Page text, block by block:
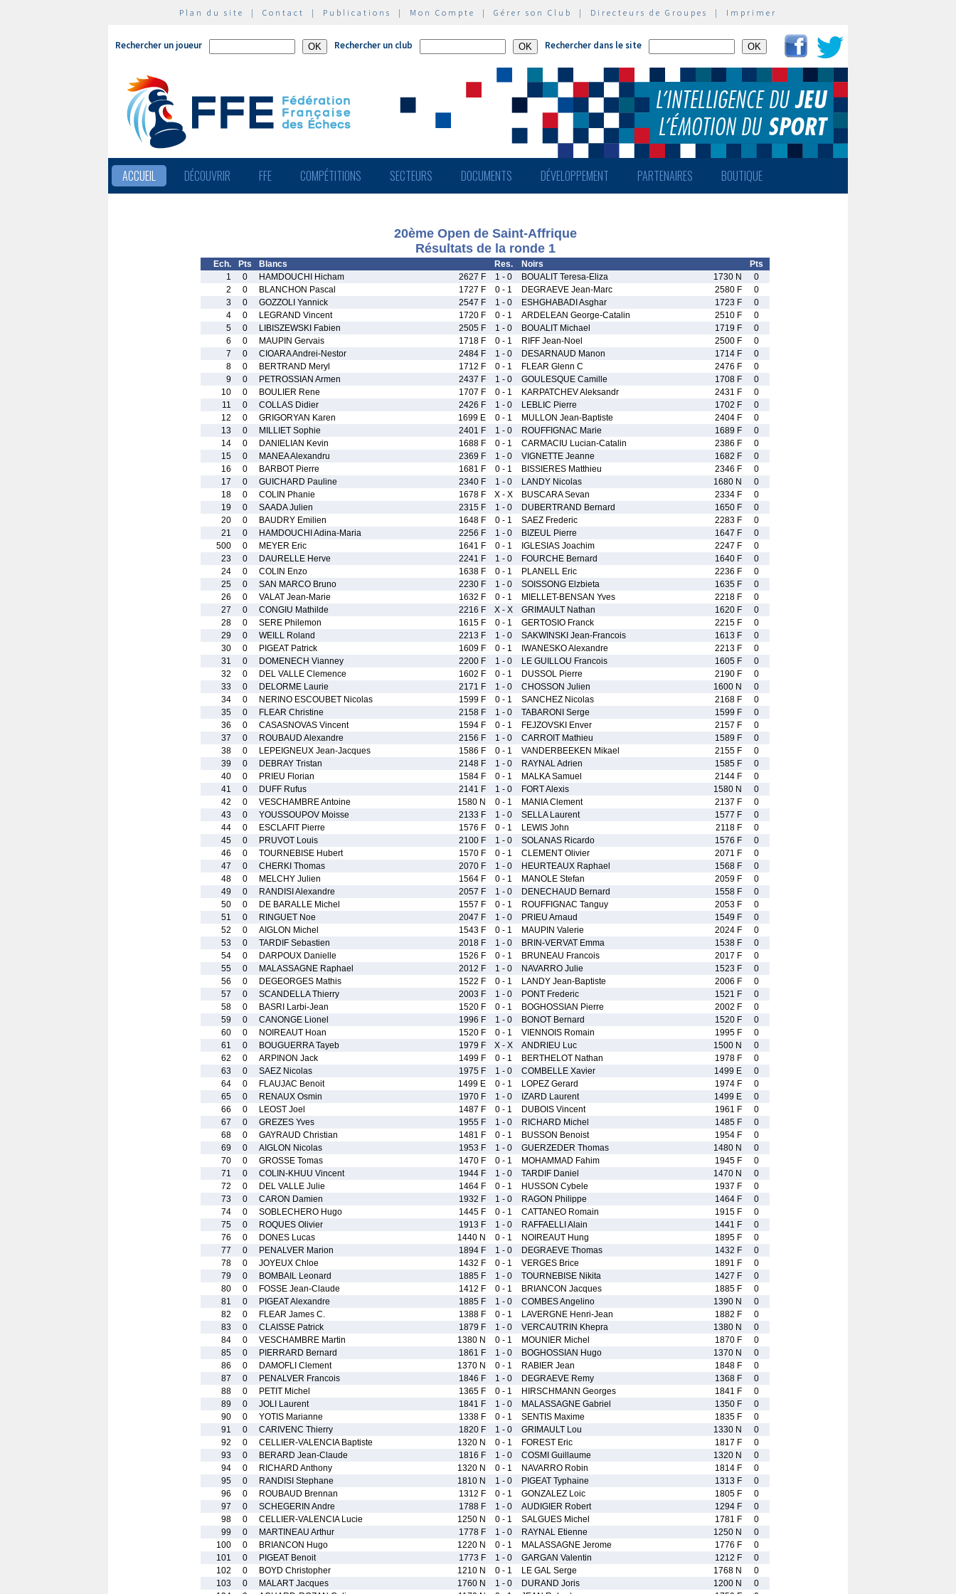
Plan du site | Contact | Publications | Mon Compte | Gérer son Club | Directeurs de Groupes | Imprimer
Rechercher un joueur Rechercher un club Rechercher dans le site
ACCUEIL DÉCOUVRIR FFE COMPÉTITIONS SECTEURS DOCUMENTS DÉVELOPPEMENT PARTENAIRES BOUTIQUE
20ème Open de Saint-Affrique
Résultats de la ronde 1
Ech. Pts Blancs Res. Noirs
Pts
1
0 HAMDOUCHI Hicham 2627 F 1 - 0 BOUALIT Teresa-Eliza 1730 N
0
2
0 BLANCHON Pascal 1727 F 0 - 1 DEGRAEVE Jean-Marc 2580 F
0
3
0 GOZZOLI Yannick 2547 F 1 - 0 ESHGHABADI Asghar 1723 F
0
4
0 LEGRAND Vincent 1720 F 0 - 1 ARDELEAN George-Catalin 2510 F
0
5
0 LIBISZEWSKI Fabien 2505 F 1 - 0 BOUALIT Michael 1719 F
0
6
0 MAUPIN Gervais 1718 F 0 - 1 RIFF Jean-Noel 2500 F
0
7
0 CIOARA Andrei-Nestor 2484 F 1 - 0 DESARNAUD Manon 1714 F
0
8
0 BERTRAND Meryl 1712 F 0 - 1 FLEAR Glenn C 2476 F
0
9
0 PETROSSIAN Armen 2437 F 1 - 0 GOULESQUE Camille 1708 F
0
10
0 BOULIER Rene 1707 F 0 - 1 KARPATCHEV Aleksandr 2431 F
0
11
0 COLLAS Didier 2426 F 1 - 0 LEBLIC Pierre 1702 F
0
12
0 GRIGORYAN Karen 1699 E 0 - 1 MULLON Jean-Baptiste 2404 F
0
13
0 MILLIET Sophie 2401 F 1 - 0 ROUFFIGNAC Marie 1689 F
0
14
0 DANIELIAN Kevin 1688 F 0 - 1 CARMACIU Lucian-Catalin 2386 F
0
15
0 MANEA Alexandru 2369 F 1 - 0 VIGNETTE Jeanne 1682 F
0
16
0 BARBOT Pierre 1681 F 0 - 1 BISSIERES Matthieu 2346 F
0
17
0 GUICHARD Pauline 2340 F 1 - 0 LANDY Nicolas 1680 N
0
18
0 COLIN Phanie 1678 F X - X BUSCARA Sevan 2334 F
0
19
0 SAADA Julien 2315 F 1 - 0 DUBERTRAND Bernard 1650 F
0
20
0 BAUDRY Emilien 1648 F 0 - 1 SAEZ Frederic 2283 F
0
21
0 HAMDOUCHI Adina-Maria 2256 F 1 - 0 BIZEUL Pierre 1647 F
0
500
0 MEYER Eric 1641 F 0 - 1 IGLESIAS Joachim 2247 F
0
23
0 DAURELLE Herve 2241 F 1 - 0 FOURCHE Bernard 1640 F
0
24
0 COLIN Enzo 1638 F 0 - 1 PLANELL Eric 2236 F
0
25
0 SAN MARCO Bruno 2230 F 1 - 0 SOISSONG Elzbieta 1635 F
0
26
0 VALAT Jean-Marie 1632 F 0 - 1 MIELLET-BENSAN Yves 2218 F
0
27
0 CONGIU Mathilde 2216 F X - X GRIMAULT Nathan 1620 F
0
28
0 SERE Philemon 1615 F 0 - 1 GERTOSIO Franck 2215 F
0
29
0 WEILL Roland 2213 F 1 - 0 SAKWINSKI Jean-Francois 1613 F
0
30
0 PIGEAT Patrick 1609 F 0 - 1 IWANESKO Alexandre 2213 F
0
31
0 DOMENECH Vianney 2200 F 1 - 0 LE GUILLOU Francois 1605 F
0
32
0 DEL VALLE Clemence 1602 F 0 - 1 DUSSOL Pierre 2190 F
0
33
0 DELORME Laurie 2171 F 1 - 0 CHOSSON Julien 1600 N
0
34
0 NERINO ESCOUBET Nicolas 1599 F 0 - 1 SANCHEZ Nicolas 2168 F
0
35
0 FLEAR Christine 2158 F 1 - 0 TABARONI Serge 1599 F
0
36
0 CASASNOVAS Vincent 1594 F 0 - 1 FEJZOVSKI Enver 2157 F
0
37
0 ROUBAUD Alexandre 2156 F 1 - 0 CARROIT Mathieu 1589 F
0
38
0 LEPEIGNEUX Jean-Jacques 1586 F 0 - 1 VANDERBEEKEN Mikael 2155 F
0
39
0 DEBRAY Tristan 2148 F 1 - 0 RAYNAL Adrien 1585 F
0
40
0 PRIEU Florian 1584 F 0 - 1 MALKA Samuel 2144 F
0
41
0 DUFF Rufus 2141 F 1 - 0 FORT Alexis 1580 N
0
42
0 VESCHAMBRE Antoine 1580 N 0 - 1 MANIA Clement 2137 F
0
43
0 YOUSSOUPOV Moisse 2133 F 1 - 0 SELLA Laurent 1577 F
0
44
0 ESCLAFIT Pierre 1576 F 0 - 1 LEWIS John 2118 F
0
45
0 PRUVOT Louis 2100 F 1 - 0 SOLANAS Ricardo 1576 F
0
46
0 TOURNEBISE Hubert 1570 F 0 - 1 CLEMENT Olivier 2071 F
0
47
0 CHERKI Thomas 2070 F 1 - 0 HEURTEAUX Raphael 1568 F
0
48
0 MELCHY Julien 1564 F 0 - 1 MANOLE Stefan 2059 F
0
49
0 RANDISI Alexandre 2057 F 1 - 0 DENECHAUD Bernard 1558 F
0
50
0 DE BARALLE Michel 1557 F 0 - 1 ROUFFIGNAC Tanguy 2053 F
0
51
0 RINGUET Noe 2047 F 1 - 0 PRIEU Arnaud 1549 F
0
52
0 AIGLON Michel 1543 F 0 - 1 MAUPIN Valerie 2024 F
0
53
0 TARDIF Sebastien 2018 F 1 - 0 BRIN-VERVAT Emma 1538 F
0
54
0 DARPOUX Danielle 1526 F 0 - 1 BRUNEAU Francois 2017 F
0
55
0 MALASSAGNE Raphael 2012 F 1 - 0 NAVARRO Julie 1523 F
0
56
0 DEGEORGES Mathis 1522 F 0 - 1 LANDY Jean-Baptiste 2006 F
0
57
0 SCANDELLA Thierry 2003 F 1 - 0 PONT Frederic 1521 F
0
58
0 BASRI Larbi-Jean 1520 F 0 - 1 BOGHOSSIAN Pierre 2002 F
0
59
0 CANONGE Lionel 1996 F 1 - 0 BONOT Bernard 1520 F
0
60
0 NOIREAUT Hoan 1520 F 0 - 1 VIENNOIS Romain 1995 F
0
61
0 BOUGUERRA Tayeb 1979 F X - X ANDRIEU Luc 1500 N
0
62
0 ARPINON Jack 1499 F 0 - 1 BERTHELOT Nathan 1978 F
0
63
0 SAEZ Nicolas 1975 F 1 - 0 COMBELLE Xavier 1499 E
0
64
0 FLAUJAC Benoit 1499 E 0 - 1 LOPEZ Gerard 1974 F
0
65
0 RENAUX Osmin 1970 F 1 - 0 IZARD Laurent 1499 E
0
66
0 LEOST Joel 1487 F 0 - 1 DUBOIS Vincent 1961 F
0
67
0 GREZES Yves 1955 F 1 - 0 RICHARD Michel 1485 F
0
68
0 GAYRAUD Christian 1481 F 0 - 1 BUSSON Benoist 1954 F
0
69
0 AIGLON Nicolas 1953 F 1 - 0 GUERZEDER Thomas 1480 N
0
70
0 GROSSE Tomas 1470 F 0 - 1 MOHAMMAD Fahim 1945 F
0
71
0 COLIN-KHUU Vincent 1944 F 1 - 0 TARDIF Daniel 1470 N
0
72
0 DEL VALLE Julie 1464 F 0 - 1 HUSSON Cybele 1937 F
0
73
0 CARON Damien 1932 F 1 - 0 RAGON Philippe 1464 F
0
74
0 SOBLECHERO Hugo 1445 F 0 - 1 CATTANEO Romain 1915 F
0
75
0 ROQUES Olivier 1913 F 1 - 0 RAFFAELLI Alain 1441 F
0
76
0 DONES Lucas 1440 N 0 - 1 NOIREAUT Hung 1895 F
0
77
0 PENALVER Marion 1894 F 1 - 0 DEGRAEVE Thomas 1432 F
0
78
0 JOYEUX Chloe 1432 F 0 - 1 VERGES Brice 1891 F
0
79
0 BOMBAIL Leonard 1885 F 1 - 0 TOURNEBISE Nikita 1427 F
0
80
0 FOSSE Jean-Claude 1412 F 0 - 1 BRIANCON Jacques 1885 F
0
81
0 PIGEAT Alexandre 1885 F 1 - 0 COMBES Angelino 1390 N
0
82
0 FLEAR James C. 1388 F 0 - 1 LAVERGNE Henri-Jean 1882 F
0
83
0 CLAISSE Patrick 1879 F 1 - 0 VERCAUTRIN Khepra 1380 N
0
84
0 VESCHAMBRE Martin 1380 N 0 - 1 MOUNIER Michel 1870 F
0
85
0 PIERRARD Bernard 1861 F 1 - 0 BOGHOSSIAN Hugo 1370 N
0
86
0 DAMOFLI Clement 1370 N 0 - 1 RABIER Jean 1848 F
0
87
0 PENALVER Francois 1846 F 1 - 0 DEGRAEVE Remy 1368 F
0
88
0 PETIT Michel 1365 F 0 - 1 HIRSCHMANN Georges 1841 F
0
89
0 JOLI Laurent 1841 F 1 - 0 MALASSAGNE Gabriel 1350 F
0
90
0 YOTIS Marianne 1338 F 0 - 1 SENTIS Maxime 1835 F
0
91
0 CARIVENC Thierry 1820 F 1 - 0 GRIMAULT Lou 1330 N
0
92
0 CELLIER-VALENCIA Baptiste 1320 N 0 - 1 FOREST Eric 1817 F
0
93
0 BERARD Jean-Claude 1816 F 1 - 0 COSMI Guillaume 1320 N
0
94
0 RICHARD Anthony 1320 N 0 - 1 NAVARRO Robin 1814 F
0
95
0 RANDISI Stephane 1810 N 1 - 0 PIGEAT Typhaine 1313 F
0
96
0 ROUBAUD Brennan 1312 F 0 - 1 GONZALEZ Loic 1805 F
0
97
0 SCHEGERIN Andre 1788 F 1 - 0 AUDIGIER Robert 1294 F
0
98
0 CELLIER-VALENCIA Lucie 1250 N 0 - 1 SALGUES Michel 1781 F
0
99
0 MARTINEAU Arthur 1778 F 1 - 0 RAYNAL Etienne 1250 N
0
100
0 BRIANCON Hugo 1220 N 0 - 1 MALASSAGNE Jerome 1776 F
0
101
0 PIGEAT Benoit 1773 F 1 - 0 GARGAN Valentin 1212 F
0
102
0 BOYD Christopher 1210 N 0 - 1 LE GAL Serge 1768 N
0
103
0 MALART Jacques 1760 N 1 - 0 DURAND Joris 1200 N
0